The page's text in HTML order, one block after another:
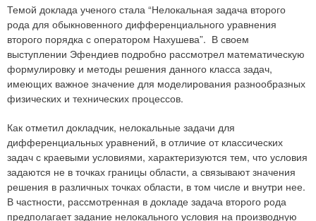
Темой доклада ученого стала “Нелокальная задача второго
рода для обыкновенного дифференциального уравнения
второго порядка с оператором Нахушева”. В своем
выступлении Эфендиев подробно рассмотрел математическую
формулировку и методы решения данного класса задач,
имеющих важное значение для моделирования разнообразных
физических и технических процессов.
Как отметил докладчик, нелокальные задачи для
дифференциальных уравнений, в отличие от классических
задач с краевыми условиями, характеризуются тем, что условия
задаются не в точках границы области, а связывают значения
решения в различных точках области, в том числе и внутри нее.
В частности, рассмотренная в докладе задача второго рода
предполагает задание нелокального условия на производную